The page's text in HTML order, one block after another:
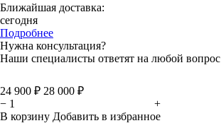
Ближайшая доставка:
сегодня
Подробнее
Нужна консультация?
Наши специалисты ответят на любой вопрос
24 900 ₽ 28 000 ₽
−
+
В корзину Добавить в избранное